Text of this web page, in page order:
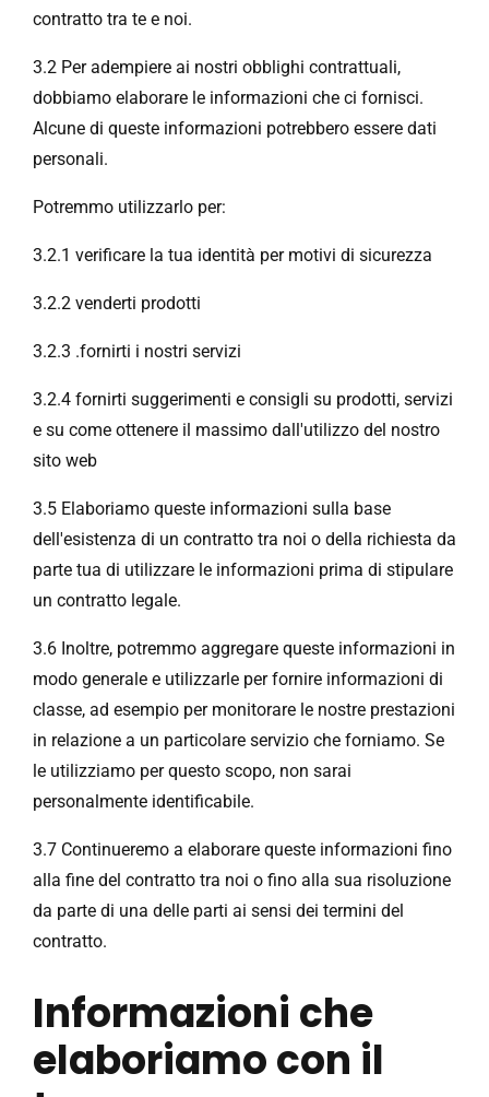
contratto tra te e noi.
3.2 Per adempiere ai nostri obblighi contrattuali,
dobbiamo elaborare le informazioni che ci fornisci.
Alcune di queste informazioni potrebbero essere dati
personali.
Potremmo utilizzarlo per:
3.2.1 verificare la tua identità per motivi di sicurezza
3.2.2 venderti prodotti
3.2.3 .fornirti i nostri servizi
3.2.4 fornirti suggerimenti e consigli su prodotti, servizi
e su come ottenere il massimo dall'utilizzo del nostro
sito web
3.5 Elaboriamo queste informazioni sulla base
dell'esistenza di un contratto tra noi o della richiesta da
parte tua di utilizzare le informazioni prima di stipulare
un contratto legale.
3.6 Inoltre, potremmo aggregare queste informazioni in
modo generale e utilizzarle per fornire informazioni di
classe, ad esempio per monitorare le nostre prestazioni
in relazione a un particolare servizio che forniamo. Se
le utilizziamo per questo scopo, non sarai
personalmente identificabile.
3.7 Continueremo a elaborare queste informazioni fino
alla fine del contratto tra noi o fino alla sua risoluzione
da parte di una delle parti ai sensi dei termini del
contratto.
Informazioni che
elaboriamo con il